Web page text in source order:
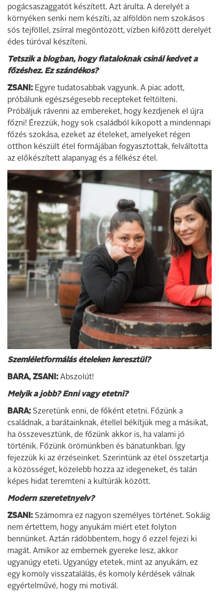
pogácsaszaggatót készített. Azt árulta. A derelyét a
környéken senki nem készíti, az alföldön nem szokásos
sós tejföllel, zsírral megöntözött, vízben kifőzött derelyét
édes túróval készíteni.
Tetszik a blogban, hogy fiataloknak csinál kedvet a
főzéshez. Ez szándékos?
ZSANI: Egyre tudatosabbak vagyunk. A piac adott,
próbálunk egészségesebb recepteket feltölteni.
Próbáljuk rávenni az embereket, hogy kezdjenek el újra
főzni! Érezzük, hogy sok családból kikopott a mindennapi
főzés szokása, ezeket az ételeket, amelyeket régen
otthon készült étel formájában fogyasztottak, felváltotta
az előkészített alapanyag és a félkész étel.
Szemléletformálás ételeken keresztül?
BARA, ZSANI: Abszolút!
Melyik a jobb? Enni vagy etetni?
BARA: Szeretünk enni, de főként etetni. Főzünk a
családnak, a barátainknak, étellel békítjük meg a másikat,
ha összevesztünk, de főzünk akkor is, ha valami jó
történik. Főzünk örömünkben és bánatunkban. Így
fejezzük ki az érzéseinket. Szerintünk az étel összetartja
a közösséget, közelebb hozza az idegeneket, és talán
képes hidat teremteni a kultúrák között.
Modern szeretetnyelv?
ZSANI: Számomra ez nagyon személyes történet. Sokáig
nem értettem, hogy anyukám miért etet folyton
bennünket. Aztán rádöbbentem, hogy ő ezzel fejezi ki
magát. Amikor az embernek gyereke lesz, akkor
ugyanúgy eteti. Ugyanúgy etetek, mint az anyukám, ez
egy komoly visszatalálás, és komoly kérdések válnak
egyértelművé, hogy mi motivál.